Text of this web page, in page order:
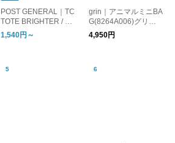
POST GENERAL｜TC
TOTE BRIGHTER / テ
ィーシートート ブラ
イター
1,540円～
grin｜アニマルミニBA
G(8264A006)グリン
【メール便対象】
4,950円